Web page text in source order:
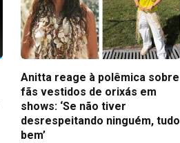
Anitta reage à polêmica sobre
fãs vestidos de orixás em
shows: ‘Se não tiver
desrespeitando ninguém, tudo
bem’